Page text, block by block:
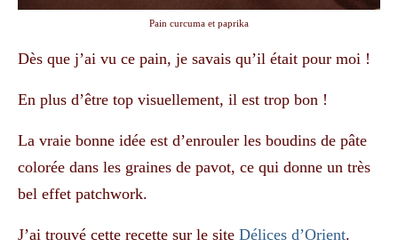
Pain curcuma et paprika
Dès que j’ai vu ce pain, je savais qu’il était pour moi !
En plus d’être top visuellement, il est trop bon !
La vraie bonne idée est d’enrouler les boudins de pâte
colorée dans les graines de pavot, ce qui donne un très
bel effet patchwork.
J’ai trouvé cette recette sur le site Délices d’Orient.